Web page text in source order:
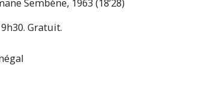
Gratuit.